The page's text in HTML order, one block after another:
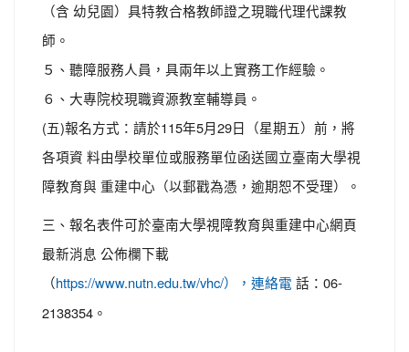
（含 幼兒園）具特教合格教師證之現職代理代課教
師。
５、聽障服務人員，具兩年以上實務工作經驗。
６、大專院校現職資源教室輔導員。
(五)報名方式：請於115年5月29日（星期五）前，將
各項資 料由學校單位或服務單位函送國立臺南大學視
障教育與 重建中心（以郵戳為憑，逾期恕不受理）。
三、報名表件可於臺南大學視障教育與重建中心網頁
最新消息 公佈欄下載
（ https://www.nutn.edu.tw/vhc/），連絡電 話：06-
2138354。